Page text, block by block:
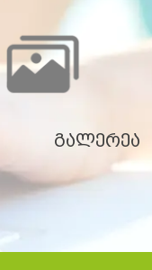
გალერეა